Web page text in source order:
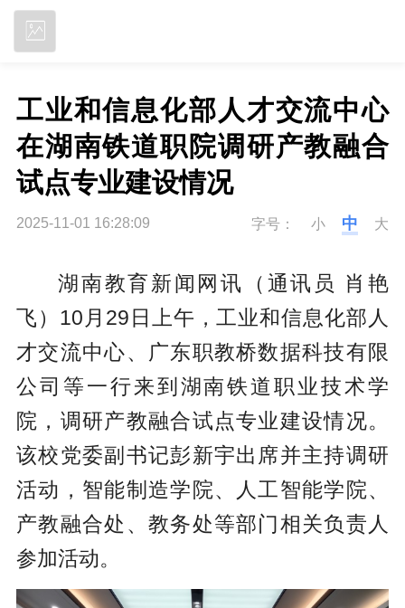
工业和信息化部人才交流中心
在湖南铁道职院调研产教融合
试点专业建设情况
2025-11-01 16:28:09 字号： 小 中 大
湖南教育新闻网讯（通讯员 肖艳
飞）10月29日上午，工业和信息化部人
才交流中心、广东职教桥数据科技有限
公司等一行来到湖南铁道职业技术学
院，调研产教融合试点专业建设情况。
该校党委副书记彭新宇出席并主持调研
活动，智能制造学院、人工智能学院、
产教融合处、教务处等部门相关负责人
参加活动。